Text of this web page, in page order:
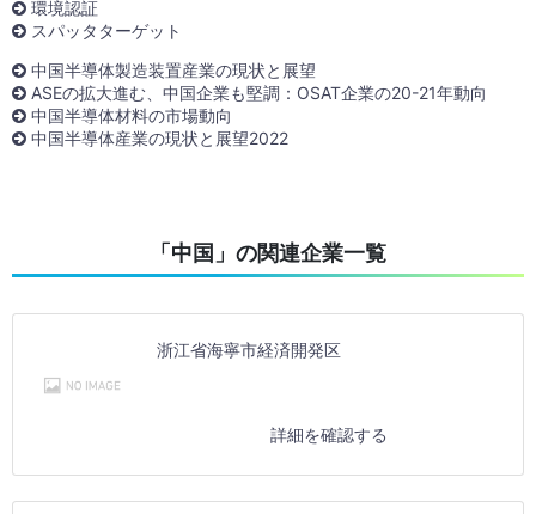
環境認証
スパッタターゲット
中国半導体製造装置産業の現状と展望
ASEの拡大進む、中国企業も堅調：OSAT企業の20-21年動向
中国半導体材料の市場動向
中国半導体産業の現状と展望2022
「中国」の関連企業一覧
浙江省海寧市経済開発区
詳細を確認する